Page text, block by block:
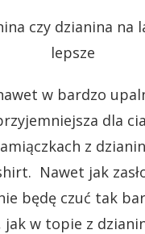
w bardzo
dla
z
Nawet jak
będę czuć tak
w topie z